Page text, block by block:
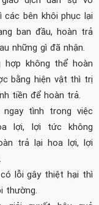
các bên khôi phục lại
ban đầu, hoàn trả
những gì đã nhận.
hợp không thể hoàn
bằng hiện vật thì trị
tiền để hoàn trả.
ngay tình trong việc
lợi, lợi tức không
trả lại hoa lợi, lợi
lỗi gây thiệt hại thì
thường.